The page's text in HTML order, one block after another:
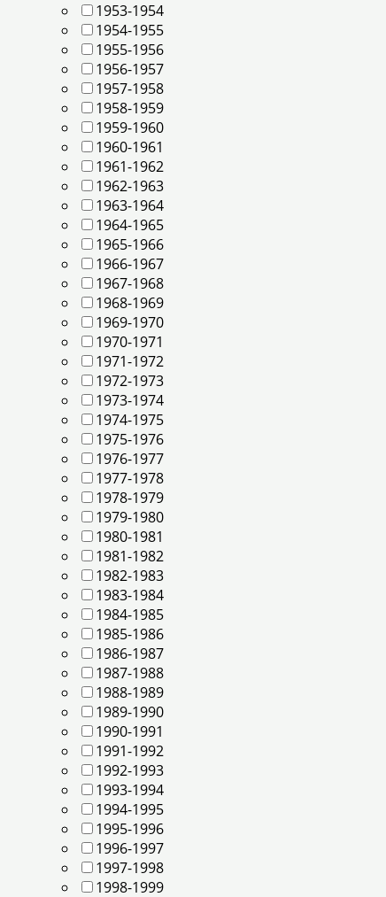
1953-1954
1954-1955
1955-1956
1956-1957
1957-1958
1958-1959
1959-1960
1960-1961
1961-1962
1962-1963
1963-1964
1964-1965
1965-1966
1966-1967
1967-1968
1968-1969
1969-1970
1970-1971
1971-1972
1972-1973
1973-1974
1974-1975
1975-1976
1976-1977
1977-1978
1978-1979
1979-1980
1980-1981
1981-1982
1982-1983
1983-1984
1984-1985
1985-1986
1986-1987
1987-1988
1988-1989
1989-1990
1990-1991
1991-1992
1992-1993
1993-1994
1994-1995
1995-1996
1996-1997
1997-1998
1998-1999